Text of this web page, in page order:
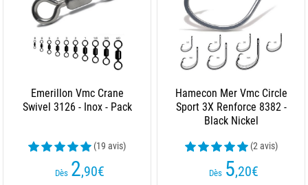
Emerillon Vmc Crane
Swivel 3126 - Inox - Pack
(19 avis)
Dès 2,90€
Hamecon Mer Vmc Circle
Sport 3X Renforce 8382 -
Black Nickel
(2 avis)
Dès 5,20€